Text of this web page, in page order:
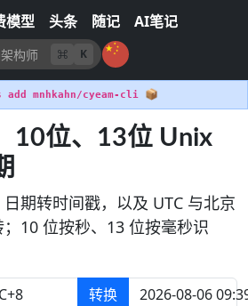
模型 头条 随记 AI笔记
K
mnhkahn/cyeam-cli 📦
10位、13位 Unix
期转时间戳，以及 UTC 与北京
10 位按秒、13 位按毫秒识
转换
2026-08-06